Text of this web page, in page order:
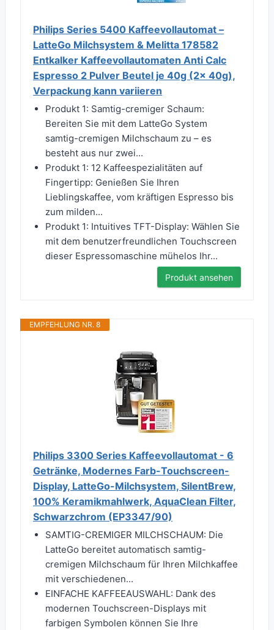
Philips Series 5400 Kaffeevollautomat –
LatteGo Milchsystem & Melitta 178582
Entkalker Kaffeevollautomaten Anti Calc
Espresso 2 Pulver Beutel je 40g (2x 40g),
Verpackung kann variieren
Produkt 1: Samtig-cremiger Schaum:
Bereiten Sie mit dem LatteGo System
samtig-cremigen Milchschaum zu – es
besteht aus nur zwei...
Produkt 1: 12 Kaffeespezialitäten auf
Fingertipp: Genießen Sie Ihren
Lieblingskaffee, vom kräftigen Espresso bis
zum milden...
Produkt 1: Intuitives TFT-Display: Wählen Sie
mit dem benutzerfreundlichen Touchscreen
dieser Espressomaschine mühelos Ihr...
Produkt ansehen
EMPFEHLUNG NR. 8
Philips 3300 Series Kaffeevollautomat - 6
Getränke, Modernes Farb-Touchscreen-
Display, LatteGo-Milchsystem, SilentBrew,
100% Keramikmahlwerk, AquaClean Filter,
Schwarzchrom (EP3347/90)
SAMTIG-CREMIGER MILCHSCHAUM: Die
LatteGo bereitet automatisch samtig-
cremigen Milchschaum für Ihren Milchkaffee
mit verschiedenen...
EINFACHE KAFFEEAUSWAHL: Dank des
modernen Touchscreen-Displays mit
farbigen Symbolen können Sie Ihre